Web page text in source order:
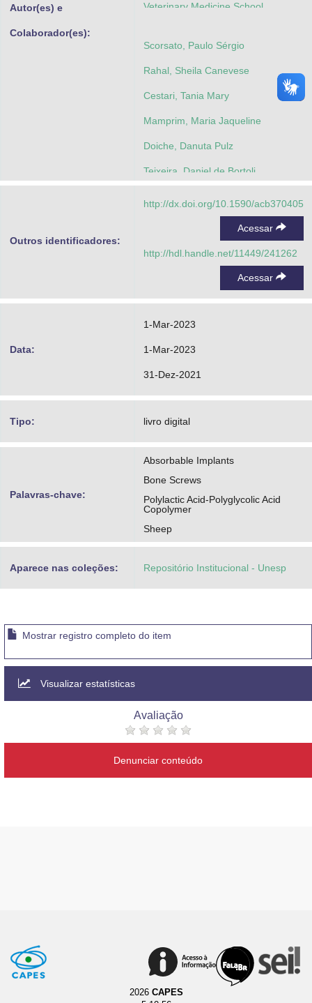
Autor(es) e
Colaborador(es):
Veterinary Medicine School
Scorsato, Paulo Sérgio
Rahal, Sheila Canevese
Cestari, Tania Mary
Mamprim, Maria Jaqueline
Doiche, Danuta Pulz
Teixeira, Daniel de Bortoli
Outros identificadores:
http://dx.doi.org/10.1590/acb370405
Acessar
http://hdl.handle.net/11449/241262
Acessar
Data:
1-Mar-2023
1-Mar-2023
31-Dez-2021
Tipo: livro digital
Palavras-chave:
Absorbable Implants
Bone Screws
Polylactic Acid-Polyglycolic Acid
Copolymer
Sheep
Aparece nas coleções: Repositório Institucional - Unesp
Mostrar registro completo do item
Visualizar estatísticas
Avaliação
Denunciar conteúdo
2026 CAPES